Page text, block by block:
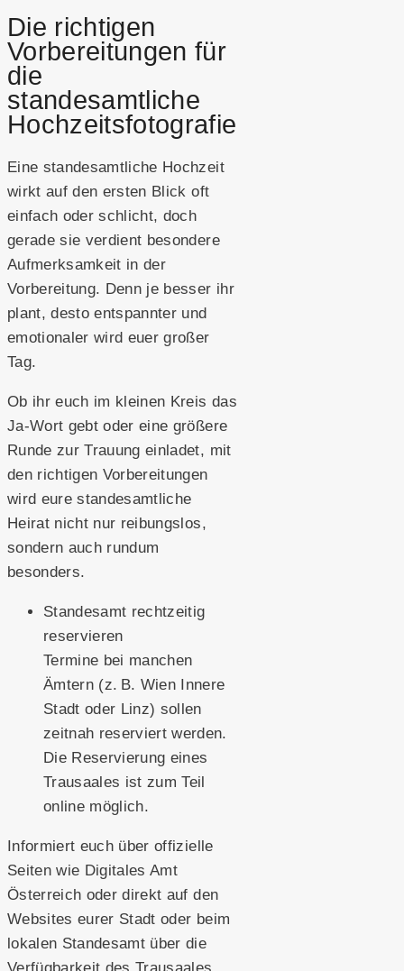
Die richtigen
Vorbereitungen für
die
standesamtliche
Hochzeitsfotografie
Eine standesamtliche Hochzeit
wirkt auf den ersten Blick oft
einfach oder schlicht, doch
gerade sie verdient besondere
Aufmerksamkeit in der
Vorbereitung. Denn je besser ihr
plant, desto entspannter und
emotionaler wird euer großer
Tag.
Ob ihr euch im kleinen Kreis das
Ja-Wort gebt oder eine größere
Runde zur Trauung einladet, mit
den richtigen Vorbereitungen
wird eure standesamtliche
Heirat nicht nur reibungslos,
sondern auch rundum
besonders.
Standesamt rechtzeitig
reservieren
Termine bei manchen
Ämtern (z. B. Wien Innere
Stadt oder Linz) sollen
zeitnah reserviert werden.
Die Reservierung eines
Trausaales ist zum Teil
online möglich.
Informiert euch über offizielle
Seiten wie Digitales Amt
Österreich oder direkt auf den
Websites eurer Stadt oder beim
lokalen Standesamt über die